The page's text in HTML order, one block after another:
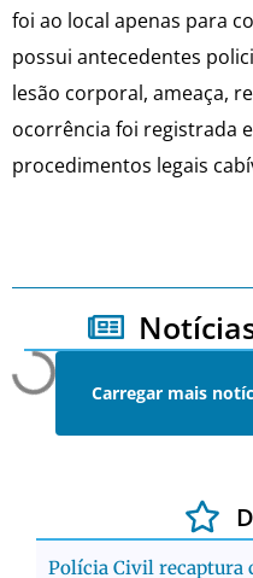
foi ao local apenas para
possui antecedentes
lesão corporal, ameaça,
ocorrência foi registrada
procedimentos legais
Carregar mais
Polícia Civil recaptura